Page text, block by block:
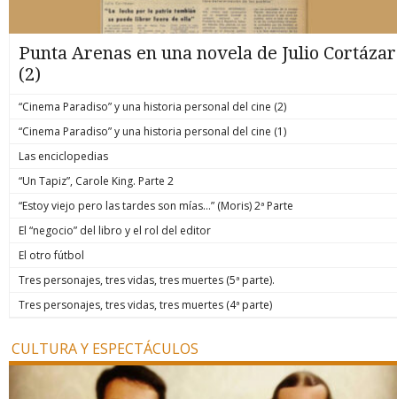
Punta Arenas en una novela de Julio Cortázar
(2)
“Cinema Paradiso” y una historia personal del cine (2)
“Cinema Paradiso” y una historia personal del cine (1)
Las enciclopedias
“Un Tapiz”, Carole King. Parte 2
“Estoy viejo pero las tardes son mías…” (Moris) 2ª Parte
El “negocio” del libro y el rol del editor
El otro fútbol
Tres personajes, tres vidas, tres muertes (5ª parte).
Tres personajes, tres vidas, tres muertes (4ª parte)
CULTURA Y ESPECTÁCULOS